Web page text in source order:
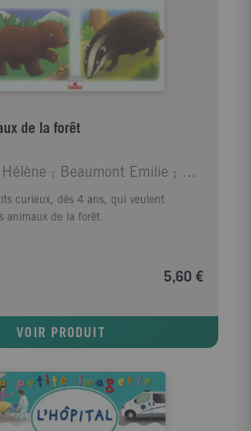
de la forêt
Grimault Hélène ; Beaumont Emilie ; Hublet Christo
curieux, dès 4 ans, qui veulent
animaux de la forêt.
5,60 €
VOIR PRODUIT